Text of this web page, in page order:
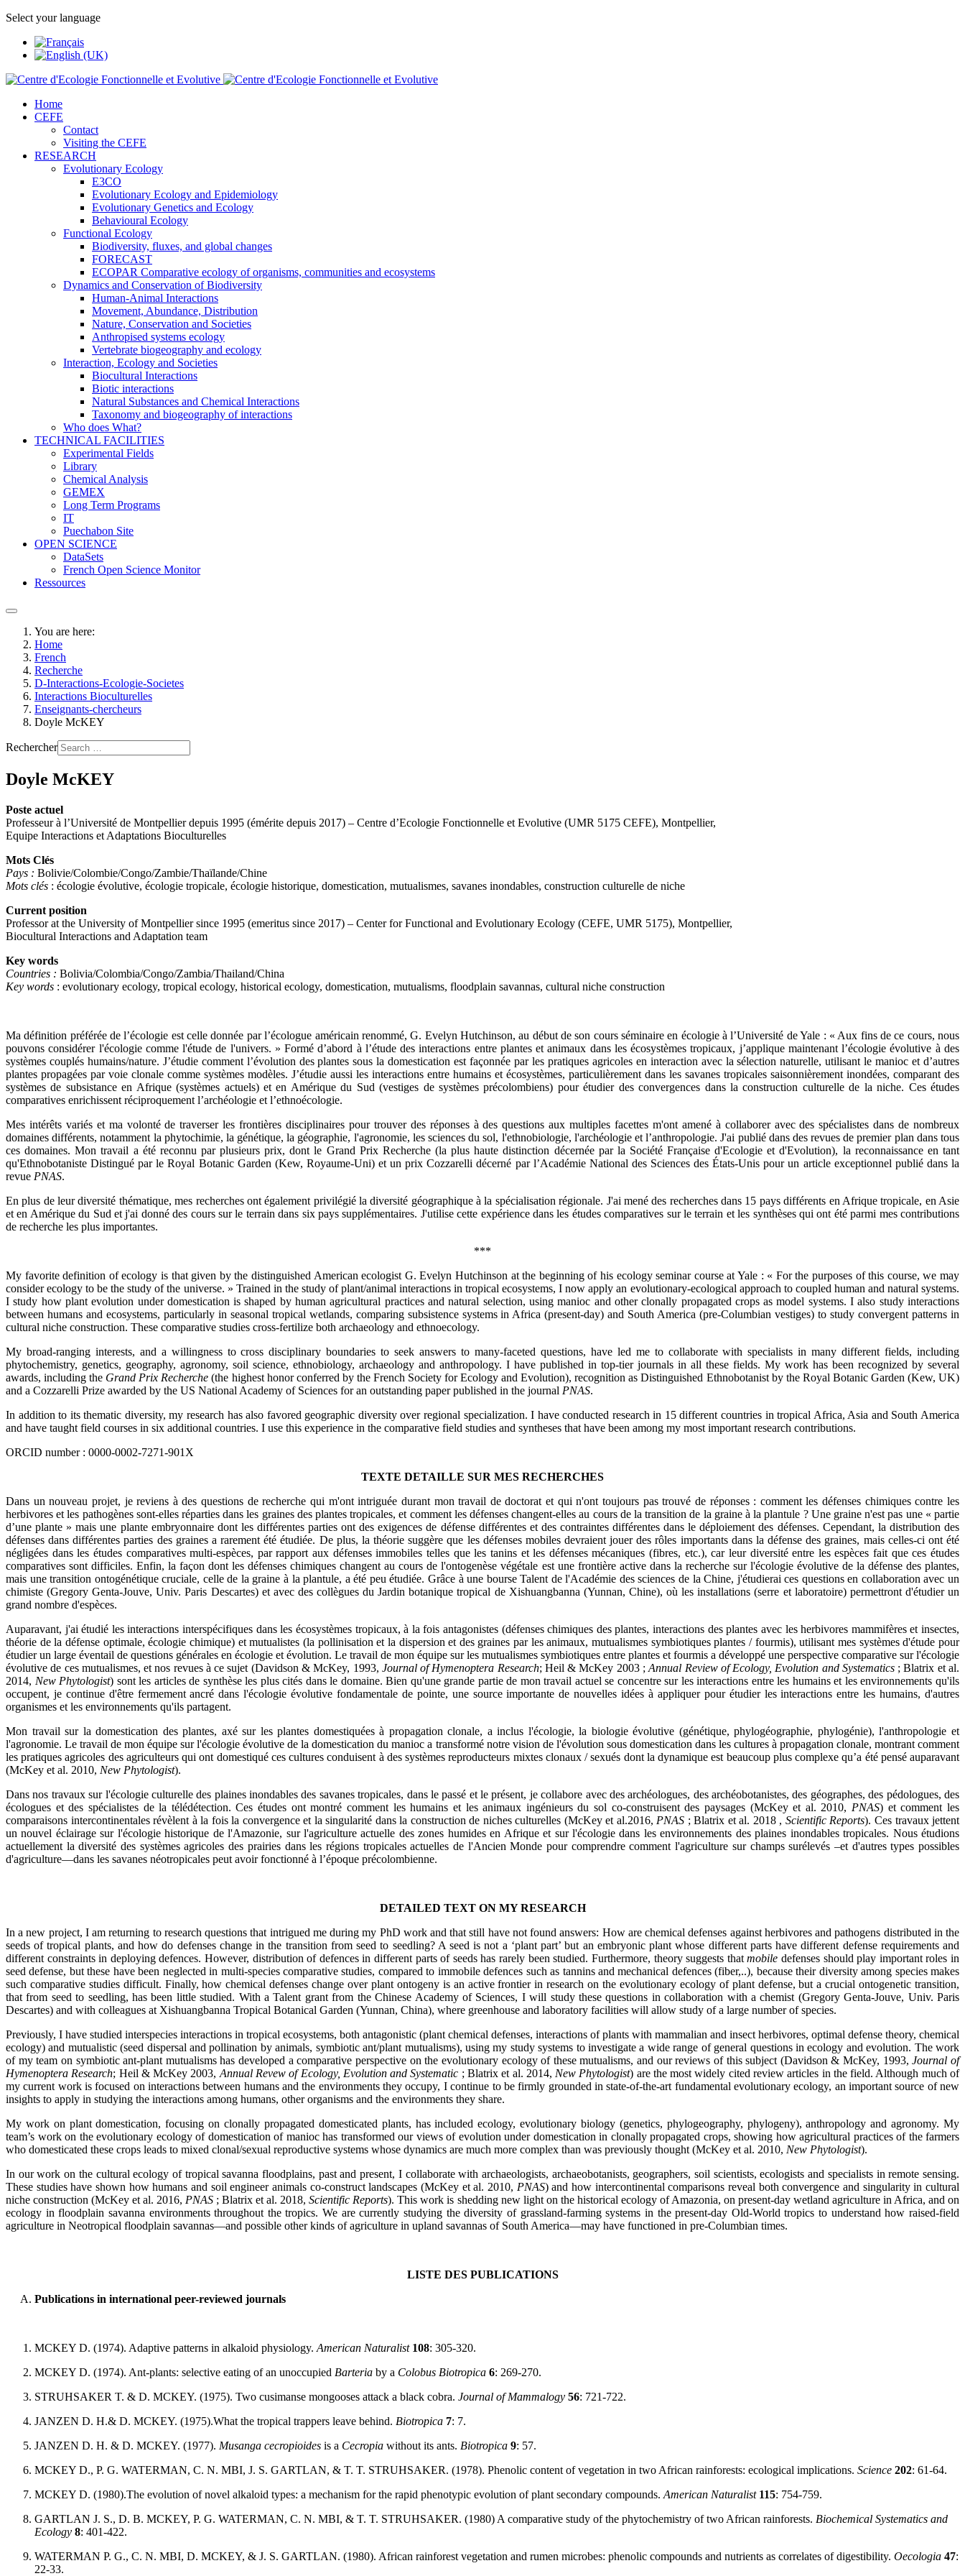
Select your language
Home
CEFE
Contact
Visiting the CEFE
RESEARCH
Evolutionary Ecology
E3CO
Evolutionary Ecology and Epidemiology
Evolutionary Genetics and Ecology
Behavioural Ecology
Functional Ecology
Biodiversity, fluxes, and global changes
FORECAST
ECOPAR Comparative ecology of organisms, communities and ecosystems
Dynamics and Conservation of Biodiversity
Human-Animal Interactions
Movement, Abundance, Distribution
Nature, Conservation and Societies
Anthropised systems ecology
Vertebrate biogeography and ecology
Interaction, Ecology and Societies
Biocultural Interactions
Biotic interactions
Natural Substances and Chemical Interactions
Taxonomy and biogeography of interactions
Who does What?
TECHNICAL FACILITIES
Experimental Fields
Library
Chemical Analysis
GEMEX
Long Term Programs
IT
Puechabon Site
OPEN SCIENCE
DataSets
French Open Science Monitor
Ressources
You are here:
Home
French
Recherche
D-Interactions-Ecologie-Societes
Interactions Bioculturelles
Enseignants-chercheurs
Doyle McKEY
Rechercher
Doyle McKEY
Poste actuel
Professeur à l’Université de Montpellier depuis 1995 (émérite depuis 2017) – Centre d’Ecologie Fonctionnelle et Evolutive (UMR 5175 CEFE), Montpellier,
Equipe Interactions et Adaptations Bioculturelles
Mots Clés
Pays : Bolivie/Colombie/Congo/Zambie/Thaïlande/Chine
Mots clés : écologie évolutive, écologie tropicale, écologie historique, domestication, mutualismes, savanes inondables, construction culturelle de niche
Current position
Professor at the University of Montpellier since 1995 (emeritus since 2017) – Center for Functional and Evolutionary Ecology (CEFE, UMR 5175), Montpellier,
Biocultural Interactions and Adaptation team
Key words
Countries : Bolivia/Colombia/Congo/Zambia/Thailand/China
Key words : evolutionary ecology, tropical ecology, historical ecology, domestication, mutualisms, floodplain savannas, cultural niche construction
Ma définition préférée de l’écologie est celle donnée par l’écologue américain renommé, G. Evelyn Hutchinson, au début de son cours séminaire en écologie à l’Université de Yale : « Aux fins de ce cours, nous
pouvons considérer l'écologie comme l'étude de l'univers. » Formé d’abord à l’étude des interactions entre plantes et animaux dans les écosystèmes tropicaux, j’applique maintenant l’écologie évolutive à des
systèmes couplés humains/nature. J’étudie comment l’évolution des plantes sous la domestication est façonnée par les pratiques agricoles en interaction avec la sélection naturelle, utilisant le manioc et d’autres
plantes propagées par voie clonale comme systèmes modèles. J’étudie aussi les interactions entre humains et écosystèmes, particulièrement dans les savanes tropicales saisonnièrement inondées, comparant des
systèmes de subsistance en Afrique (systèmes actuels) et en Amérique du Sud (vestiges de systèmes précolombiens) pour étudier des convergences dans la construction culturelle de la niche. Ces études
comparatives enrichissent réciproquement l’archéologie et l’ethnoécologie.
Mes intérêts variés et ma volonté de traverser les frontières disciplinaires pour trouver des réponses à des questions aux multiples facettes m'ont amené à collaborer avec des spécialistes dans de nombreux
domaines différents, notamment la phytochimie, la génétique, la géographie, l'agronomie, les sciences du sol, l'ethnobiologie, l'archéologie et l’anthropologie. J'ai publié dans des revues de premier plan dans tous
ces domaines. Mon travail a été reconnu par plusieurs prix, dont le Grand Prix Recherche (la plus haute distinction décernée par la Société Française d'Ecologie et d'Evolution), la reconnaissance en tant
qu'Ethnobotaniste Distingué par le Royal Botanic Garden (Kew, Royaume-Uni) et un prix Cozzarelli décerné par l’Académie National des Sciences des États-Unis pour un article exceptionnel publié dans la
revue PNAS.
En plus de leur diversité thématique, mes recherches ont également privilégié la diversité géographique à la spécialisation régionale. J'ai mené des recherches dans 15 pays différents en Afrique tropicale, en Asie
et en Amérique du Sud et j'ai donné des cours sur le terrain dans six pays supplémentaires. J'utilise cette expérience dans les études comparatives sur le terrain et les synthèses qui ont été parmi mes contributions
de recherche les plus importantes.
***
My favorite definition of ecology is that given by the distinguished American ecologist G. Evelyn Hutchinson at the beginning of his ecology seminar course at Yale : « For the purposes of this course, we may
consider ecology to be the study of the universe. » Trained in the study of plant/animal interactions in tropical ecosystems, I now apply an evolutionary-ecological approach to coupled human and natural systems.
I study how plant evolution under domestication is shaped by human agricultural practices and natural selection, using manioc and other clonally propagated crops as model systems. I also study interactions
between humans and ecosystems, particularly in seasonal tropical wetlands, comparing subsistence systems in Africa (present-day) and South America (pre-Columbian vestiges) to study convergent patterns in
cultural niche construction. These comparative studies cross-fertilize both archaeology and ethnoecology.
My broad-ranging interests, and a willingness to cross disciplinary boundaries to seek answers to many-faceted questions, have led me to collaborate with specialists in many different fields, including
phytochemistry, genetics, geography, agronomy, soil science, ethnobiology, archaeology and anthropology. I have published in top-tier journals in all these fields. My work has been recognized by several
awards, including the Grand Prix Recherche (the highest honor conferred by the French Society for Ecology and Evolution), recognition as Distinguished Ethnobotanist by the Royal Botanic Garden (Kew, UK)
and a Cozzarelli Prize awarded by the US National Academy of Sciences for an outstanding paper published in the journal PNAS.
In addition to its thematic diversity, my research has also favored geographic diversity over regional specialization. I have conducted research in 15 different countries in tropical Africa, Asia and South America
and have taught field courses in six additional countries. I use this experience in the comparative field studies and syntheses that have been among my most important research contributions.
ORCID number : 0000-0002-7271-901X
TEXTE DETAILLE SUR MES RECHERCHES
Dans un nouveau projet, je reviens à des questions de recherche qui m'ont intriguée durant mon travail de doctorat et qui n'ont toujours pas trouvé de réponses : comment les défenses chimiques contre les
herbivores et les pathogènes sont-elles réparties dans les graines des plantes tropicales, et comment les défenses changent-elles au cours de la transition de la graine à la plantule ? Une graine n'est pas une « partie
d’une plante » mais une plante embryonnaire dont les différentes parties ont des exigences de défense différentes et des contraintes différentes dans le déploiement des défenses. Cependant, la distribution des
défenses dans différentes parties des graines a rarement été étudiée. De plus, la théorie suggère que les défenses mobiles devraient jouer des rôles importants dans la défense des graines, mais celles-ci ont été
négligées dans les études comparatives multi-espèces, par rapport aux défenses immobiles telles que les tanins et les défenses mécaniques (fibres, etc.), car leur diversité entre les espèces fait que ces études
comparatives sont difficiles. Enfin, la façon dont les défenses chimiques changent au cours de l'ontogenèse végétale est une frontière active dans la recherche sur l'écologie évolutive de la défense des plantes,
mais une transition ontogénétique cruciale, celle de la graine à la plantule, a été peu étudiée. Grâce à une bourse Talent de l'Académie des sciences de la Chine, j'étudierai ces questions en collaboration avec un
chimiste (Gregory Genta-Jouve, Univ. Paris Descartes) et avec des collègues du Jardin botanique tropical de Xishuangbanna (Yunnan, Chine), où les installations (serre et laboratoire) permettront d'étudier un
grand nombre d'espèces.
Auparavant, j'ai étudié les interactions interspécifiques dans les écosystèmes tropicaux, à la fois antagonistes (défenses chimiques des plantes, interactions des plantes avec les herbivores mammifères et insectes,
théorie de la défense optimale, écologie chimique) et mutualistes (la pollinisation et la dispersion et des graines par les animaux, mutualismes symbiotiques plantes / fourmis), utilisant mes systèmes d'étude pour
étudier un large éventail de questions générales en écologie et évolution. Le travail de mon équipe sur les mutualismes symbiotiques entre plantes et fourmis a développé une perspective comparative sur l'écologie
évolutive de ces mutualismes, et nos revues à ce sujet (Davidson & McKey, 1993, Journal of Hymenoptera Research; Heil & McKey 2003 ;Annual Review of Ecology, Evolution and Systematics ; Blatrix et al.
2014, New Phytologist) sont les articles de synthèse les plus cités dans le domaine. Bien qu'une grande partie de mon travail actuel se concentre sur les interactions entre les humains et les environnements qu'ils
occupent, je continue d'être fermement ancré dans l'écologie évolutive fondamentale de pointe, une source importante de nouvelles idées à appliquer pour étudier les interactions entre les humains, d'autres
organismes et les environnements qu'ils partagent.
Mon travail sur la domestication des plantes, axé sur les plantes domestiquées à propagation clonale, a inclus l'écologie, la biologie évolutive (génétique, phylogéographie, phylogénie), l'anthropologie et
l'agronomie. Le travail de mon équipe sur l'écologie évolutive de la domestication du manioc a transformé notre vision de l'évolution sous domestication dans les cultures à propagation clonale, montrant comment
les pratiques agricoles des agriculteurs qui ont domestiqué ces cultures conduisent à des systèmes reproducteurs mixtes clonaux / sexués dont la dynamique est beaucoup plus complexe qu’a été pensé auparavant
(McKey et al. 2010, New Phytologist).
Dans nos travaux sur l'écologie culturelle des plaines inondables des savanes tropicales, dans le passé et le présent, je collabore avec des archéologues, des archéobotanistes, des géographes, des pédologues, des
écologues et des spécialistes de la télédétection. Ces études ont montré comment les humains et les animaux ingénieurs du sol co-construisent des paysages (McKey et al. 2010, PNAS) et comment les
comparaisons intercontinentales révèlent à la fois la convergence et la singularité dans la construction de niches culturelles (McKey et al.2016, PNAS ; Blatrix et al. 2018 , Scientific Reports). Ces travaux jettent
un nouvel éclairage sur l'écologie historique de l'Amazonie, sur l'agriculture actuelle des zones humides en Afrique et sur l'écologie dans les environnements des plaines inondables tropicales. Nous étudions
actuellement la diversité des systèmes agricoles des prairies dans les régions tropicales actuelles de l'Ancien Monde pour comprendre comment l'agriculture sur champs surélevés –et d'autres types possibles
d'agriculture—dans les savanes néotropicales peut avoir fonctionné à l’époque précolombienne.
DETAILED TEXT ON MY RESEARCH
In a new project, I am returning to research questions that intrigued me during my PhD work and that still have not found answers: How are chemical defenses against herbivores and pathogens distributed in the
seeds of tropical plants, and how do defenses change in the transition from seed to seedling? A seed is not a ‘plant part’ but an embryonic plant whose different parts have different defense requirements and
different constraints in deploying defences. However, distribution of defences in different parts of seeds has rarely been studied. Furthermore, theory suggests thatmobile defenses should play important roles in
seed defense, but these have been neglected in multi-species comparative studies, compared to immobile defences such as tannins and mechanical defences (fiber,..), because their diversity among species makes
such comparative studies difficult. Finally, how chemical defenses change over plant ontogeny is an active frontier in research on the evolutionary ecology of plant defense, but a crucial ontogenetic transition,
that from seed to seedling, has been little studied. With a Talent grant from the Chinese Academy of Sciences, I will study these questions in collaboration with a chemist (Gregory Genta-Jouve, Univ. Paris
Descartes) and with colleagues at Xishuangbanna Tropical Botanical Garden (Yunnan, China), where greenhouse and laboratory facilities will allow study of a large number of species.
Previously, I have studied interspecies interactions in tropical ecosystems, both antagonistic (plant chemical defenses, interactions of plants with mammalian and insect herbivores, optimal defense theory, chemical
ecology) and mutualistic (seed dispersal and pollination by animals, symbiotic ant/plant mutualisms), using my study systems to investigate a wide range of general questions in ecology and evolution. The work
of my team on symbiotic ant-plant mutualisms has developed a comparative perspective on the evolutionary ecology of these mutualisms, and our reviews of this subject (Davidson & McKey, 1993,Journal of
Hymenoptera Research; Heil & McKey 2003, Annual Revew of Ecology, Evolution and Systematic ; Blatrix et al. 2014, New Phytologist) are the most widely cited review articles in the field. Although much of
my current work is focused on interactions between humans and the environments they occupy, I continue to be firmly grounded in state-of-the-art fundamental evolutionary ecology, an important source of new
insights to apply in studying the interactions among humans, other organisms and the environments they share.
My work on plant domestication, focusing on clonally propagated domesticated plants, has included ecology, evolutionary biology (genetics, phylogeography, phylogeny), anthropology and agronomy. My
team’s work on the evolutionary ecology of domestication of manioc has transformed our views of evolution under domestication in clonally propagated crops, showing how agricultural practices of the farmers
who domesticated these crops leads to mixed clonal/sexual reproductive systems whose dynamics are much more complex than was previously thought (McKey et al. 2010, New Phytologist).
In our work on the cultural ecology of tropical savanna floodplains, past and present, I collaborate with archaeologists, archaeobotanists, geographers, soil scientists, ecologists and specialists in remote sensing.
These studies have shown how humans and soil engineer animals co-construct landscapes (McKey et al. 2010, PNAS) and how intercontinental comparisons reveal both convergence and singularity in cultural
niche construction (McKey et al. 2016, PNAS ; Blatrix et al. 2018,Scientific Reports). This work is shedding new light on the historical ecology of Amazonia, on present-day wetland agriculture in Africa, and on
ecology in floodplain savanna environments throughout the tropics. We are currently studying the diversity of grassland-farming systems in the present-day Old-World tropics to understand how raised-field
agriculture in Neotropical floodplain savannas—and possible other kinds of agriculture in upland savannas of South America—may have functioned in pre-Columbian times.
LISTE DES PUBLICATIONS
Publications in international peer-reviewed journals
MCKEY D. (1974). Adaptive patterns in alkaloid physiology. American Naturalist 108: 305-320.
MCKEY D. (1974). Ant-plants: selective eating of an unoccupied Barteria by a Colobus Biotropica 6: 269-270.
STRUHSAKER T. & D. MCKEY. (1975). Two cusimanse mongooses attack a black cobra. Journal of Mammalogy 56: 721-722.
JANZEN D. H.& D. MCKEY. (1975).What the tropical trappers leave behind. Biotropica 7: 7.
JANZEN D. H. & D. MCKEY. (1977). Musanga cecropioides is a Cecropia without its ants. Biotropica 9: 57.
MCKEY D., P. G. WATERMAN, C. N. MBI, J. S. GARTLAN, & T. T. STRUHSAKER. (1978). Phenolic content of vegetation in two African rainforests: ecological implications. Science 202: 61-64.
MCKEY D. (1980).The evolution of novel alkaloid types: a mechanism for the rapid phenotypic evolution of plant secondary compounds. American Naturalist 115: 754-759.
GARTLAN J. S., D. B. MCKEY, P. G. WATERMAN, C. N. MBI, & T. T. STRUHSAKER. (1980) A comparative study of the phytochemistry of two African rainforests. Biochemical Systematics and
Ecology 8: 401-422.
WATERMAN P. G., C. N. MBI, D. MCKEY, & J. S. GARTLAN. (1980). African rainforest vegetation and rumen microbes: phenolic compounds and nutrients as correlates of digestibility. Oecologia 47:
22-33.